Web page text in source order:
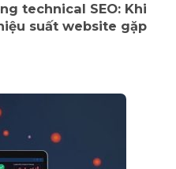
technical SEO: Khi
suất website gặp